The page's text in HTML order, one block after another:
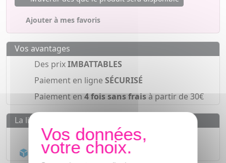
Ajouter à mes favoris
Vos avantages
Des prixIMBATTABLES
Paiement en ligne SÉCURISÉ
Paiement en4 fois sans fraisà partir de 30€
La livraison
Livraison gratuite dès55€
Acheminement Chronopost